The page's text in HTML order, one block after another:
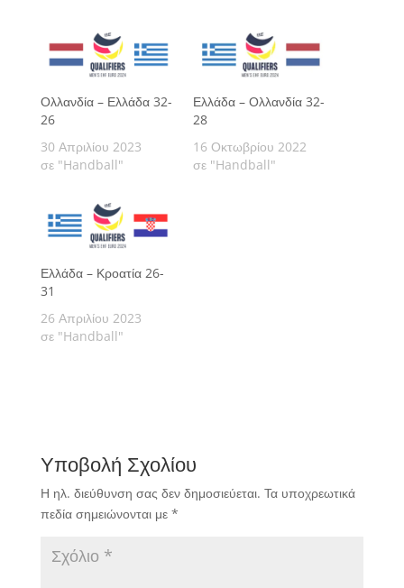
Ολλανδία – Ελλάδα 32-
26
30 Απριλίου 2023
σε "Handball"
Ελλάδα – Ολλανδία 32-
28
16 Οκτωβρίου 2022
σε "Handball"
Ελλάδα – Κροατία 26-
31
26 Απριλίου 2023
σε "Handball"
Υποβολή Σχολίου
Η ηλ. διεύθυνση σας δεν δημοσιεύεται. Τα υποχρεωτικά
πεδία σημειώνονται με *